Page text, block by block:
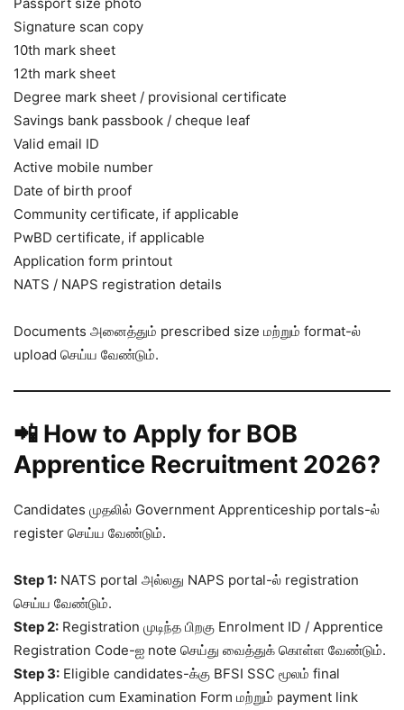
Signature scan copy
10th mark sheet
12th mark sheet
Degree mark sheet / provisional certificate
Savings bank passbook / cheque leaf
Valid email ID
Active mobile number
Date of birth proof
Community certificate, if applicable
PwBD certificate, if applicable
Application form printout
NATS / NAPS registration details
Documents அனைத்தும் prescribed size மற்றும் format-ல்
upload செய்ய வேண்டும்.
📲 How to Apply for BOB
Apprentice Recruitment 2026?
Candidates முதலில் Government Apprenticeship portals-ல்
register செய்ய வேண்டும்.
Step 1: NATS portal அல்லது NAPS portal-ல் registration
செய்ய வேண்டும்.
Step 2: Registration முடிந்த பிறகு Enrolment ID / Apprentice
Registration Code-ஐ note செய்து வைத்துக் கொள்ள வேண்டும்.
Step 3: Eligible candidates-க்கு BFSI SSC மூலம் final
Application cum Examination Form மற்றும் payment link